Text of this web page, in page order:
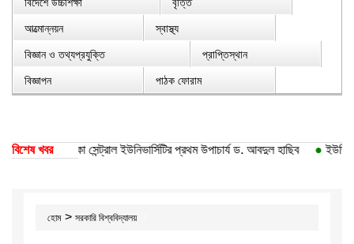
আত্মোন্নয়ন
স্বাস্থ্য
বিজ্ঞান ও তথ্যপ্রযুক্তি
প্রাপ্তিস্থান
বিজ্ঞাপন
পাঠক ফোরাম
বিশেষ খবর
বিভাগ ● ঢাকা সেন্ট্রাল ইউনিভার্সিটির প্রথম উপাচার্য ড. আবদুল হাছিব
হোম > সরকারি বিশ্ববিদ্যালয়